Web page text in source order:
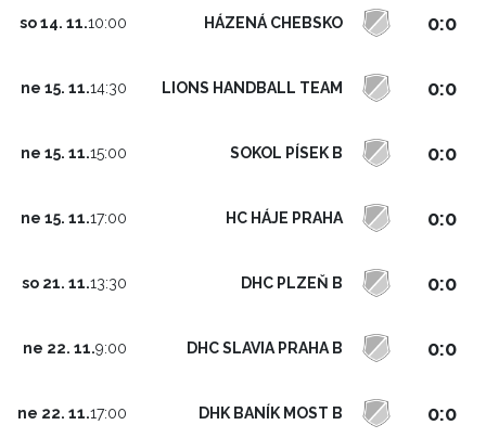
so 14. 11.10:00 HÁZENÁ CHEBSKO 0:0
ne 15. 11.14:30 LIONS HANDBALL TEAM 0:0
ne 15. 11.15:00 SOKOL PÍSEK B 0:0
ne 15. 11.17:00 HC HÁJE PRAHA 0:0
so 21. 11.13:30 DHC PLZEŇ B 0:0
ne 22. 11.9:00 DHC SLAVIA PRAHA B 0:0
ne 22. 11.17:00 DHK BANÍK MOST B 0:0